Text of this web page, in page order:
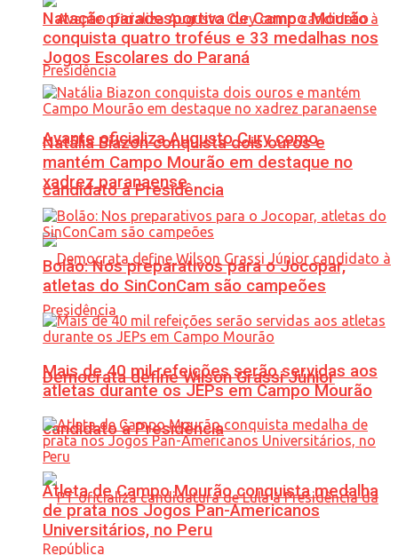
Avante oficializa Augusto Cury como
candidato à Presidência
Democrata define Wilson Grassi Júnior
candidato à Presidência
Natação paradesportiva de Campo Mourão
conquista quatro troféus e 33 medalhas nos
Jogos Escolares do Paraná
Natália Biazon conquista dois ouros e
mantém Campo Mourão em destaque no
xadrez paranaense
Bolão: Nos preparativos para o Jocopar,
atletas do SinConCam são campeões
Mais de 40 mil refeições serão servidas aos
atletas durante os JEPs em Campo Mourão
Atleta de Campo Mourão conquista medalha
de prata nos Jogos Pan-Americanos
Universitários, no Peru